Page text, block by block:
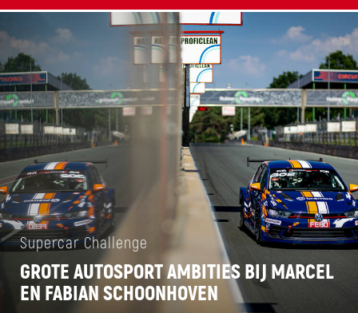
Supercar Challenge
GROTE AUTOSPORT AMBITIES BIJ MARCEL
EN FABIAN SCHOONHOVEN